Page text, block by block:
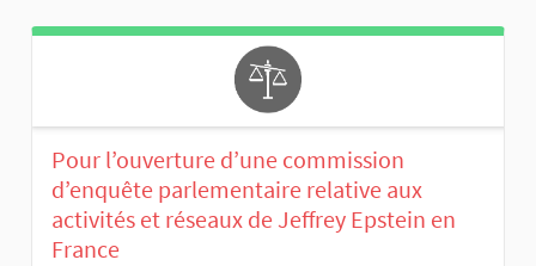
Pour l’ouverture d’une commission
d’enquête parlementaire relative aux
activités et réseaux de Jeffrey Epstein en
France